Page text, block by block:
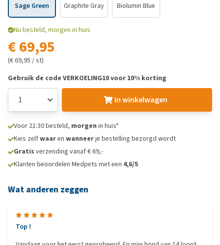
Sage Green Graphite Gray Biolumin Blue
Nu besteld, morgen in huis
€ 69,95
(€ 69,95 / st)
Gebruik de code VERKOELING10 voor 10% korting
In winkelwagen
Voor 21:30 besteld, morgen in huis*
Kies zelfwaaren wanneerje bestelling bezorgd wordt
Gratis verzending vanaf € 69,-
Klanten beoordelen Medpets met een 4,6/5
Wat anderen zeggen
Top !